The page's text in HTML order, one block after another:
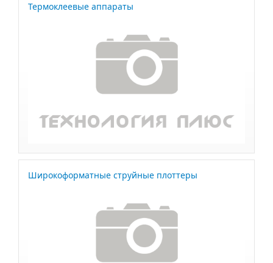
Термоклеевые аппараты
Широкоформатные струйные плоттеры